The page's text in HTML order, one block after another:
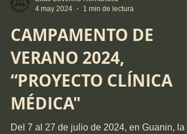
4 may 2024
1 min de lectura
CAMPAMENTO DE
VERANO 2024,
“PROYECTO CLÍNICA
MÉDICA"